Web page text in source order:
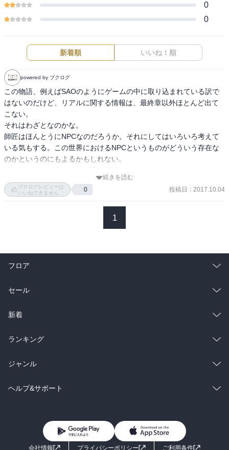
0
0
新着順 いいね！順
powered by ブクログ
この物語、例えばSAOのようにゲームの中に取り込まれている訳で
はないのだけど、リアルに関する情報は、最終章以外ほとんど出て
こない。
それはわざとなのかな。
師匠はほんとうにNPCなのだろうか。それにしてはいろいろ考えて
いる気もする。この世界におけるNPCというものがどういう存在な
のかというのにもよるかもしれない。
で人間を相手してるときと同じように接しているということだろ
う。もしかしたら、それが普通のことではないのかもしれない。
続きを読む
ブクログレビューは
いいねできません
0 投稿日 : 2017.10.04
1
フロア
総合
ラノベ
雑誌・グラビア
BL・TL
セール
総合
ラノベ
雑誌・グラビア
BL・TL
新着
総合
ラノベ
雑誌・グラビア
ランキング
総合
ラノベ
ジャンル
コミック
ライトノベル 男子向けラノベ
ヘルプ&サポート
よくあるご質問
お問い合わせ
会社情報
プライバシーポリシー ご利用条件